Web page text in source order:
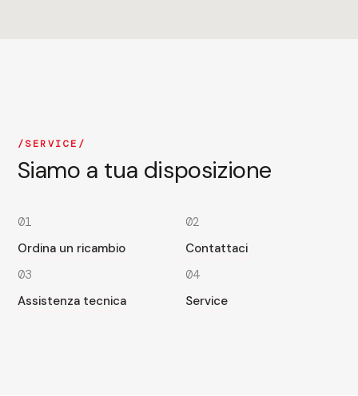
SERVICE
Siamo a tua disposizione
01
Ordina un ricambio
02
Contattaci
03
Assistenza tecnica
04
Service